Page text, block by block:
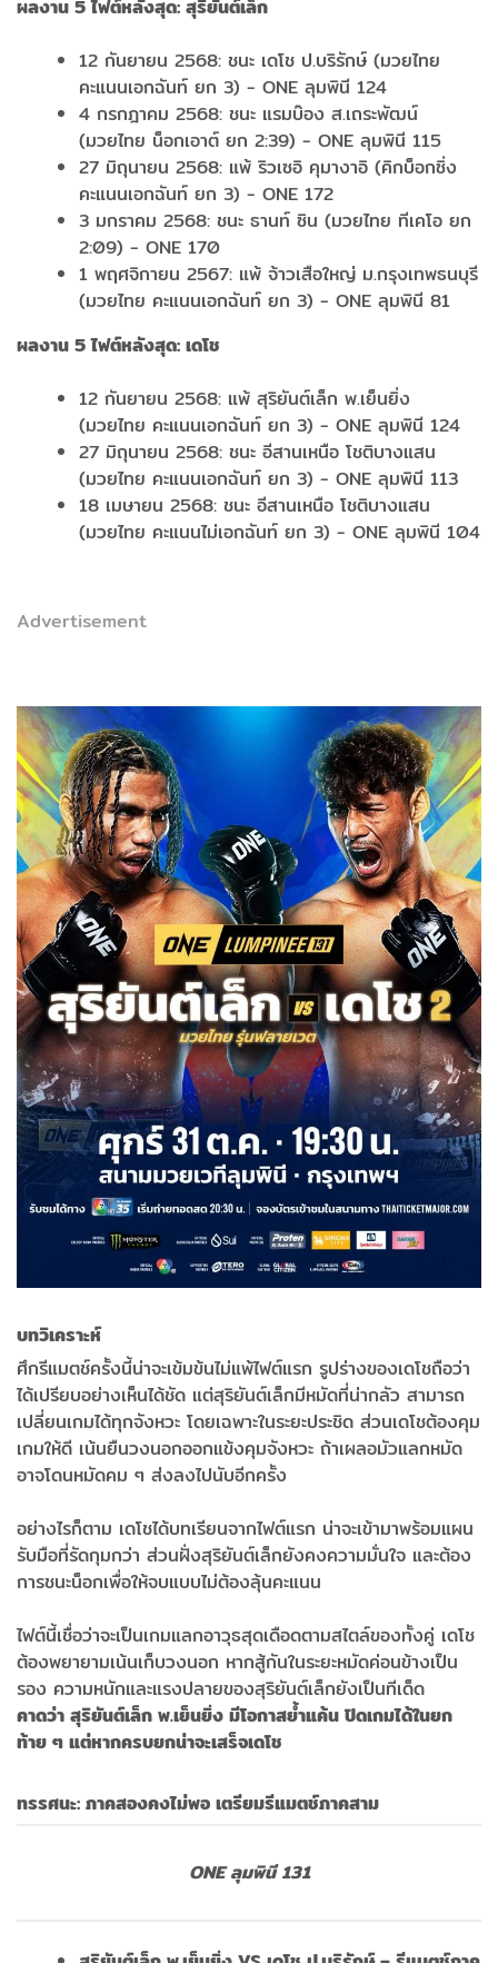
ผลงาน 5ไฟต์หลังสุด: สุริยันต์เล็ก
12 กันยายน 2568: ชนะ เดโช ป.บริรักษ์ (มวยไทย
คะแนนเอกฉันท์ ยก 3) - ONE ลุมพินี 124
4 กรกฎาคม 2568: ชนะ แรมบ๊อง ส.เถระพัฒน์
(มวยไทย น็อกเอาต์ ยก 2:39) - ONE ลุมพินี 115
27 มิถุนายน 2568: แพ้ ริวเซอิ คุมางาอิ (คิกบ็อกซิ่ง
คะแนนเอกฉันท์ ยก 3) - ONE 172
3 มกราคม 2568: ชนะ ธานท์ ซิน (มวยไทย ทีเคโอ ยก
2:09) - ONE 170
1 พฤศจิกายน 2567: แพ้ จ้าวเสือใหญ่ ม.กรุงเทพธนบุรี
(มวยไทย คะแนนเอกฉันท์ ยก 3) - ONE ลุมพินี 81
ผลงาน 5ไฟต์หลังสุด: เดโช
12 กันยายน 2568: แพ้ สุริยันต์เล็ก พ.เย็นยิ่ง
(มวยไทย คะแนนเอกฉันท์ ยก 3) - ONE ลุมพินี 124
27 มิถุนายน 2568: ชนะ อีสานเหนือ โชติบางแสน
(มวยไทย คะแนนเอกฉันท์ ยก 3) - ONE ลุมพินี 113
18 เมษายน 2568: ชนะ อีสานเหนือ โชติบางแสน
(มวยไทย คะแนนไม่เอกฉันท์ ยก 3) - ONE ลุมพินี 104
Advertisement
บทวิเคราะห์
ศึกรีแมตช์ครั้งนี้น่าจะเข้มข้นไม่แพ้ไฟต์แรก รูปร่างของเดโชถือว่า
ได้เปรียบอย่างเห็นได้ชัด แต่สุริยันต์เล็กมีหมัดที่น่ากลัว สามารถ
เปลี่ยนเกมได้ทุกจังหวะ โดยเฉพาะในระยะประชิด ส่วนเดโชต้องคุม
เกมให้ดี เน้นยืนวงนอกออกแข้งคุมจังหวะ ถ้าเผลอมัวแลกหมัด
อาจโดนหมัดคม ๆ ส่งลงไปนับอีกครั้ง
อย่างไรก็ตาม เดโชได้บทเรียนจากไฟต์แรก น่าจะเข้ามาพร้อมแผน
รับมือที่รัดกุมกว่า ส่วนฝั่งสุริยันต์เล็กยังคงความมั่นใจ และต้อง
การชนะน็อกเพื่อให้จบแบบไม่ต้องลุ้นคะแนน
ไฟต์นี้เชื่อว่าจะเป็นเกมแลกอาวุธสุดเดือดตามสไตล์ของทั้งคู่ เดโช
ต้องพยายามเน้นเก็บวงนอก หากสู้กันในระยะหมัดค่อนข้างเป็น
รอง ความหนักและแรงปลายของสุริยันต์เล็กยังเป็นทีเด็ด
คาดว่า สุริยันต์เล็ก พ.เย็นยิ่ง มีโอกาสย้ำแค้น ปิดเกมได้ในยก
ท้าย ๆ แต่หากครบยกน่าจะเสร็จเดโช
ทรรศนะ: ภาคสองคงไม่พอ เตรียมรีแมตช์ภาคสาม
ONEลุมพินี131